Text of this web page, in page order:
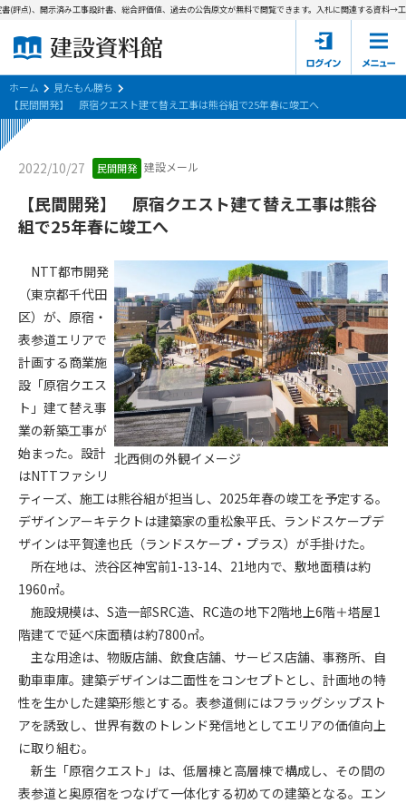
建設資料館とは
東京都の入札資料
国土交通省の入札資料
見たもん勝ち
会員登録について
サポーター会員一覧
会社概要 お問い合わせ
個人情報保護方針
会員規約
点)、開示済み工事設計書、総合評価値、過去の公告原文が無料で閲覧できます。入札に関連する資料→工
ホーム
見たもん勝ち
【民間開発】 原宿クエスト建て替え工事は熊谷組で25年春に竣工へ
2022/10/27 民間開発 建設メール
【民間開発】 原宿クエスト建て替え工事は熊谷
組で25年春に竣工へ
北西側の外観イメージ
NTT都市開発
（東京都千代田
区）が、原宿・
表参道エリアで
計画する商業施
設「原宿クエス
ト」建て替え事
業の新築工事が
始まった。設計
はNTTファシリ
ティーズ、施工は熊谷組が担当し、2025年春の竣工を予定する。
デザインアーキテクトは建築家の重松象平氏、ランドスケープデ
ザインは平賀達也氏（ランドスケープ・プラス）が手掛けた。
所在地は、渋谷区神宮前1-13-14、21地内で、敷地面積は約
1960㎡。
施設規模は、S造一部SRC造、RC造の地下2階地上6階＋塔屋1
階建てで延べ床面積は約7800㎡。
主な用途は、物販店舗、飲食店舗、サービス店舗、事務所、自
動車車庫。建築デザインは二面性をコンセプトとし、計画地の特
性を生かした建築形態とする。表参道側にはフラッグシップスト
アを誘致し、世界有数のトレンド発信地としてエリアの価値向上
に取り組む。
新生「原宿クエスト」は、低層棟と高層棟で構成し、その間の
表参道と奥原宿をつなげて一体化する初めての建築となる。エン
第1条（規約の目的）
会員サービスの利用条件等について定めるものです。
2. 管理者が建設資料館WEB上で随時掲載するルールは本規約の
一部を構成するものとします。
第2条（規約の変更）
本規約は、会員の了承を得ることなく、随時変更されることが
あります。変更内容は、建設資料館WEB上に表示した時点で直
ちに全ての会員が了承したものとみなします。
第4条（会員審査および資格の取り消し）
会員とは、本規約を承諾の上、所定の会員申込手続きを完了
後、管理者がこれを承認した者をいいます。
第4条（会員の定義と登録）
1. 管理者は前条により審査の結果、会員申込みをした者が以下
の何れかの項目に該当することがわかった場合、その者の会
員としての権限を承認しないことがあります。
(1) 会員申し込みをした者が実在しなかった場合
(2) 本規約に違反した場合/li>
(3) 会員申し込みの際、申告事項に虚偽があった場合
(4) 会員申込者が管理者所定の手続き通りに会員申込手続き処
理を行わなかった場合
(5) その他管理者が会員とすることを不適当と判断した場合
2. 管理者は承認後であっても承認した会員が前項の何れかに該
当することが判明した場合、会員資格を取り消すことがあり
ます。